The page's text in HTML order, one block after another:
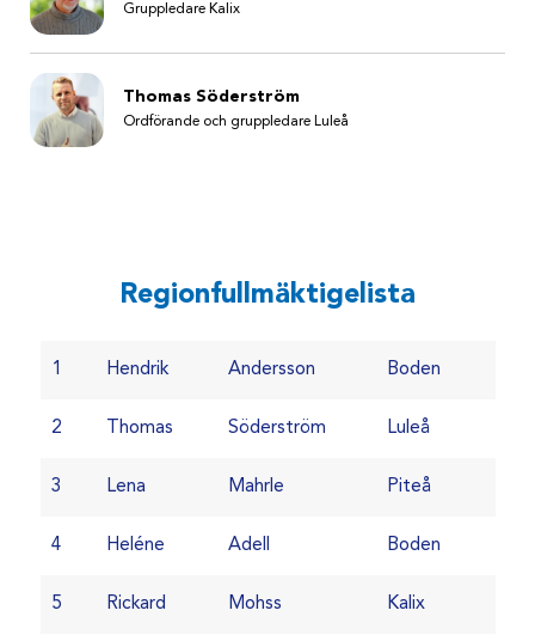
Gruppledare Kalix
Thomas Söderström
Ordförande och gruppledare Luleå
Regionfullmäktigelista
1 Hendrik Andersson Boden
2 Thomas Söderström Luleå
3 Lena Mahrle Piteå
4 Heléne Adell Boden
5 Rickard Mohss Kalix